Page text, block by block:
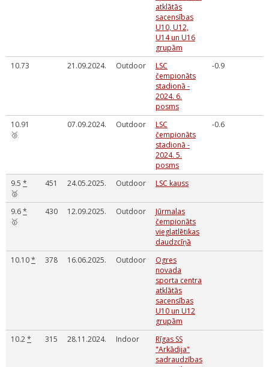
atklātās
sacensības
U10, U12,
U14 un U16
grupām
10.73 21.09.2024. Outdoor
LSC
čempionāts
stadionā -
2024. 6.
posms
-0.9
10.91
🥉
07.09.2024. Outdoor
LSC
čempionāts
stadionā -
2024. 5.
posms
-0.6
9.5 *
🥈
451 24.05.2025. Outdoor LSC kauss
9.6*
🥇
430 12.09.2025. Outdoor
Jūrmalas
čempionāts
vieglatlētikas
daudzcīņā
10.10* 378 16.06.2025. Outdoor
Ogres
novada
sporta centra
atklātās
sacensības
U10 un U12
grupām
10.2* 315 28.11.2024. Indoor
Rīgas SS
"Arkādija"
sadraudzības